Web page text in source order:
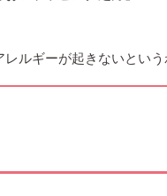
ルギーが起きないという